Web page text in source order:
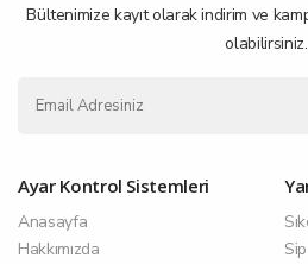
Bültenimize kayıt olarak indirim ve
olabilirsiniz.
Ayar Kontrol Sistemleri
Anasayfa
Hakkımızda